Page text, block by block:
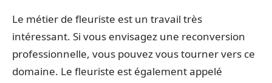
Le métier de fleuriste est un travail très
intéressant. Si vous envisagez une reconversion
professionnelle, vous pouvez vous tourner vers ce
domaine. Le fleuriste est également appelé